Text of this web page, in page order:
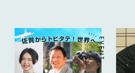
によ
定！！
EVENT